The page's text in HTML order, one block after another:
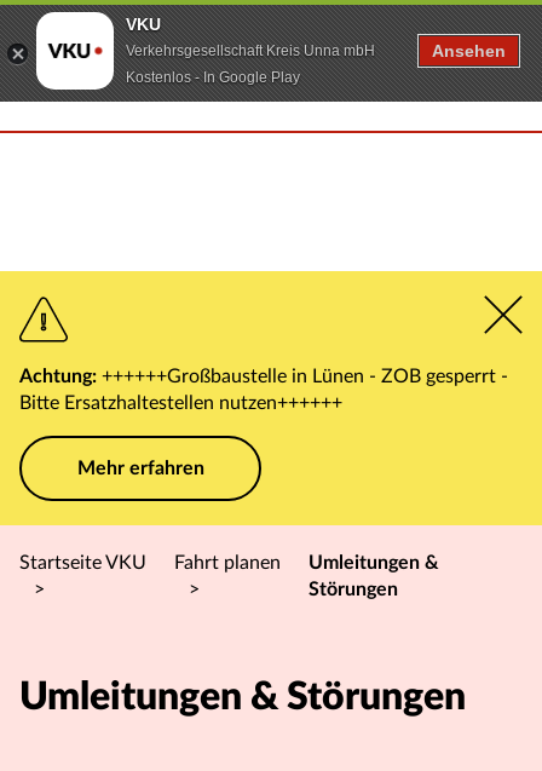
Achtung: ++++++Großbaustelle in Lünen - ZOB gesperrt -
Bitte Ersatzhaltestellen nutzen++++++
Mehr erfahren
Startseite VKU
>
Fahrt planen
>
Umleitungen &
Störungen
Umleitungen & Störungen
VKU
Verkehrsgesellschaft Kreis Unna mbH
Kostenlos - In Google Play
Ansehen